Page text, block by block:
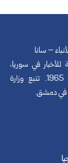
– سانا
للأخبار في سوريا،
تأسست في 24 يونيو 1965. تتبع وزارة
في دمشق.